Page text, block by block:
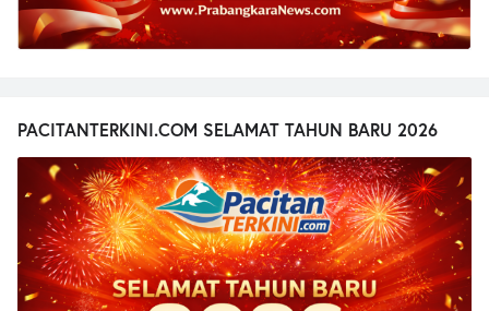
PACITANTERKINI.COM SELAMAT TAHUN BARU 2026